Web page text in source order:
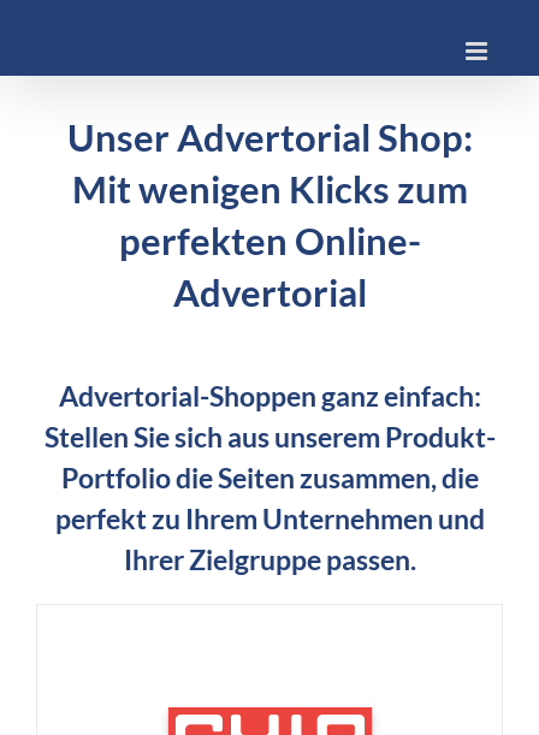
content
Unser Advertorial Shop:
Mit wenigen Klicks zum
perfekten Online-
Advertorial
Advertorial-Shoppen ganz einfach:
Stellen Sie sich aus unserem Produkt-
Portfolio die Seiten zusammen, die
perfekt zu Ihrem Unternehmen und
Ihrer Zielgruppe passen.